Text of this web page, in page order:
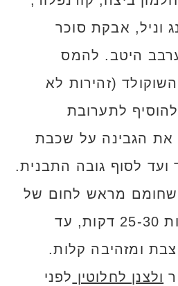
וניל, אבקת סוכר
היטב. להמס
(זהירות לא
לתערובת
את הגבינה על שכבת
ועד לסוף גובה התבנית.
שחומם מראש לחום של
150-160 מעלות 25-30 דקות, עד
ומזהיבה קלות.
ולצנן לחלוטין לפני